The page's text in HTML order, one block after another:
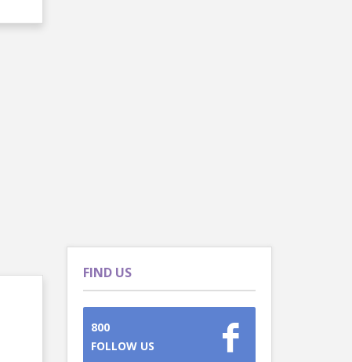
FIND US
800
FOLLOW US